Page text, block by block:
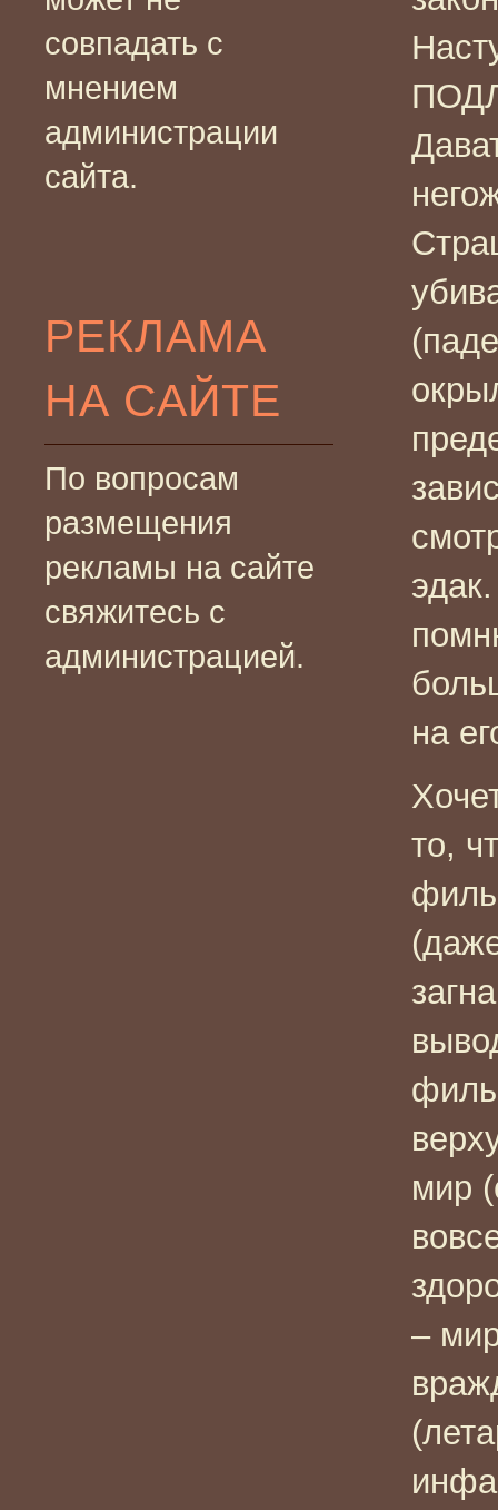
совпадать с
мнением
администрации
сайта.
РЕКЛАМА
НА САЙТЕ
По вопросам
размещения
рекламы на сайте
свяжитесь с
администрацией.
на
то,
мир
–